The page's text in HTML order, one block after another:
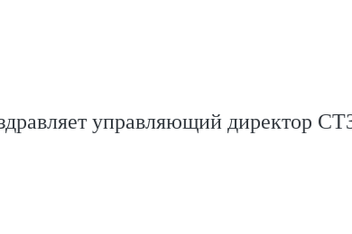
управляющий директор